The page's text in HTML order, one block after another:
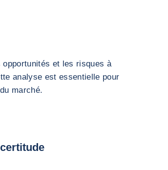
et les risques à
analyse est essentielle pour
marché.